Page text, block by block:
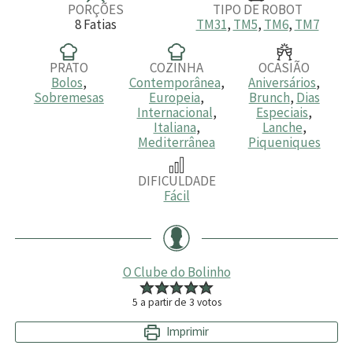
PORÇÕES
8Fatias
TIPO DE ROBOT
TM31, TM5, TM6, TM7
PRATO
Bolos,
Sobremesas
COZINHA
Contemporânea,
Europeia,
Internacional,
Italiana,
Mediterrânea
OCASIÃO
Aniversários,
Brunch, Dias
Especiais,
Lanche,
Piqueniques
DIFICULDADE
Fácil
O Clube do Bolinho
5 a partir de 3 votos
Imprimir